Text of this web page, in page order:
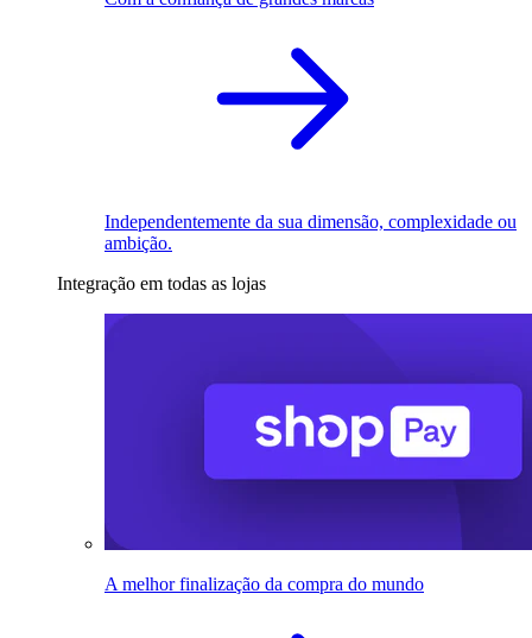
Independentemente da sua dimensão, complexidade ou
ambição.
Integração em todas as lojas
A melhor finalização da compra do mundo